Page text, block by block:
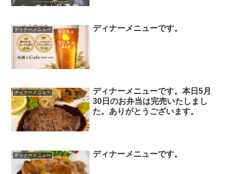
ディナーメニュー ディナーメニューです。
ディナーメニュー
ディナーメニューです。本日5月
30日のお弁当は完売いたしまし
た。ありがとうございます。
ディナーメニュー ディナーメニューです。